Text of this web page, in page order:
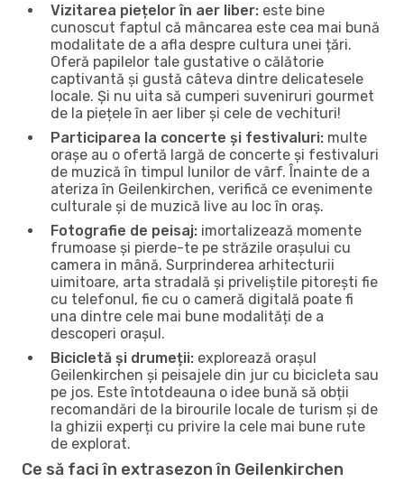
Vizitarea piețelor în aer liber: este bine
cunoscut faptul că mâncarea este cea mai bună
modalitate de a afla despre cultura unei țări.
Oferă papilelor tale gustative o călătorie
captivantă și gustă câteva dintre delicatesele
locale. Și nu uita să cumperi suveniruri gourmet
de la piețele în aer liber și cele de vechituri!
Participarea la concerte și festivaluri: multe
orașe au o ofertă largă de concerte și festivaluri
de muzică în timpul lunilor de vârf. Înainte de a
ateriza în Geilenkirchen, verifică ce evenimente
culturale și de muzică live au loc în oraș.
Fotografie de peisaj: imortalizează momente
frumoase și pierde-te pe străzile orașului cu
camera in mână. Surprinderea arhitecturii
uimitoare, arta stradală și priveliștile pitorești fie
cu telefonul, fie cu o cameră digitală poate fi
una dintre cele mai bune modalități de a
descoperi orașul.
Bicicletă și drumeții: explorează orașul
Geilenkirchen și peisajele din jur cu bicicleta sau
pe jos. Este întotdeauna o idee bună să obții
recomandări de la birourile locale de turism și de
la ghizii experți cu privire la cele mai bune rute
de explorat.
Ce să faci în extrasezon în Geilenkirchen